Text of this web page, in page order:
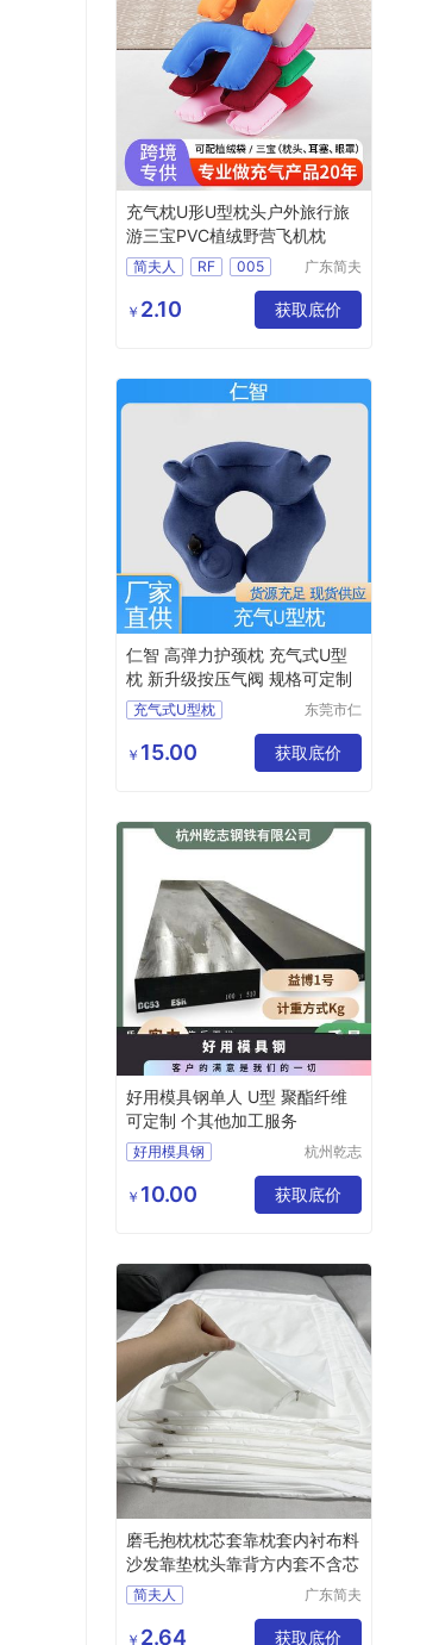
充气枕U形U型枕头户外旅行旅
游三宝PVC植绒野营飞机枕
简夫人 RF 005
广东简夫
限公司
￥ 2.10 获取底价
仁智 高弹力护颈枕 充气式U型
枕 新升级按压气阀 规格可定制
充气式U型枕
充气U型枕生产
东莞市仁
技有限公
司
￥ 15.00 获取底价
好用模具钢单人 U型 聚酯纤维
可定制 个其他加工服务
好用模具钢
杭州乾志
公司
￥ 10.00 获取底价
磨毛抱枕枕芯套靠枕套内衬布料
沙发靠垫枕头靠背方内套不含芯
简夫人
广东简夫
限公司
￥ 2.64 获取底价